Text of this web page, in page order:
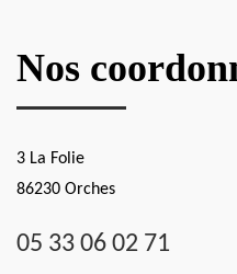
Nos
3 La Folie
86230 Orches
05 33 06 02 71